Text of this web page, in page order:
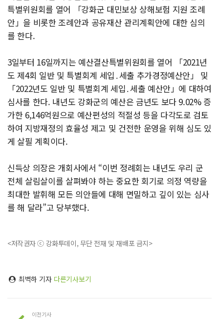
특별위원회를 열어 「강화군 대민보상 상해보험 지원 조례
안」을 비롯한 조례안과 공유재산 관리계획안에 대한 심의
를 한다.
3일부터 16일까지는 예산결산특별위원회를 열어 「2021년
도 제4회 일반 및 특별회계 세입․세출 추가경정예산안」 및
「2022년도 일반 및 특별회계 세입․세출 예산안」에 대하여
심사를 한다. 내년도 강화군의 예산은 금년도 보다 9.02% 증
가한 6,146억원으로 예산편성의 적절성 등을 다각도로 검토
하여 지방재정의 효율성 제고 및 건전한 운영을 위해 심도 있
게 살필 계획이다.
신득상 의장은 개회사에서 “이번 정례회는 내년도 우리 군
전체 살림살이를 살펴봐야 하는 중요한 회기로 의정 역량을
최대한 발휘해 모든 의안들에 대해 면밀하고 깊이 있는 심사
를 해 달라”고 당부했다.
<저작권자 ⓒ 강화투데이, 무단 전재 및 재배포 금지>
최벽하 기자 다른기사보기
이전기사